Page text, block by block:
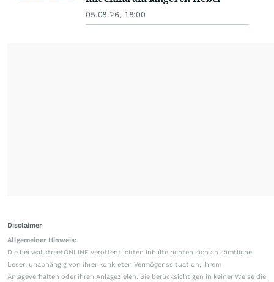
05.08.26, 18:00
Disclaimer
Allgemeiner Hinweis:
Die bei wallstreetONLINE veröffentlichten Inhalte richten sich an sämtliche
Leser, unabhängig von ihrer konkreten Vermögenssituation, ihrem
Anlageverhalten oder ihren Anlagezielen. Sie berücksichtigen in keiner Weise die